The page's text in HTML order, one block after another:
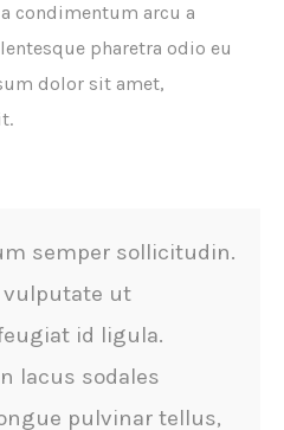
condimentum arcu a
pharetra odio eu
dolor sit amet,
semper sollicitudin.
vulputate ut
id ligula.
lacus sodales
pulvinar tellus,